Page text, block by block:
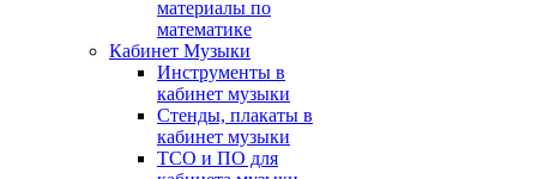
материалы по
математике
Кабинет Музыки
Инструменты в
кабинет музыки
Стенды, плакаты в
кабинет музыки
ТСО и ПО для